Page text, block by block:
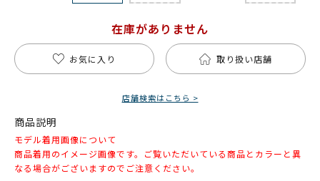
在庫がありません
お気に入り 取り扱い店舗
店舗検索はこちら >
商品説明
モデル着用画像について
商品着用のイメージ画像です。ご覧いただいている商品とカラーと異
なる場合がございますのでご注意ください。